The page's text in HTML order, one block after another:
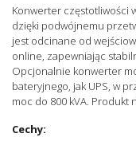
Konwerter częstotliwości
dzięki podwójnemu
jest odcinane od
online, zapewniając
Opcjonalnie konwerter
bateryjnego, jak UPS, w
moc do 800 kVA. Produkt
Cechy: